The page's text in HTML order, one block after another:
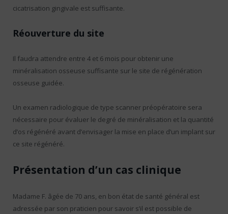
cicatrisation gingivale est suffisante.
Réouverture du site
Il faudra attendre entre 4 et 6 mois pour obtenir une
minéralisation osseuse suffisante sur le site de régénération
osseuse guidée.
Un examen radiologique de type scanner préopératoire sera
nécessaire pour évaluer le degré de minéralisation et la quantité
d’os régénéré avant d’envisager la mise en place d’un implant sur
ce site régénéré.
Présentation d’un cas clinique
Madame F. âgée de 70 ans, en bon état de santé général est
adressée par son praticien pour savoir s’il est possible de